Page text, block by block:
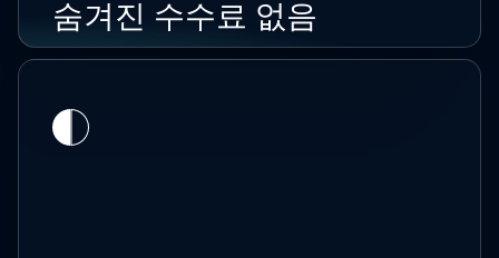
숨겨진 수수료 없음